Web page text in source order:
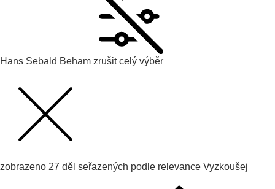
Hans Sebald Beham zrušit celý výběr
zobrazeno 27 děl seřazených podle relevance Vyzkoušej